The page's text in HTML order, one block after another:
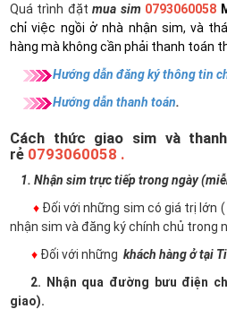
Quá trình đặtmua sim 0793060058
chỉ việc ngồi ở nhà nhận sim, và
hàng mà không cần phải thanh toán
Hướng dẫn đăng ký thông tin
Hướng dẫn thanh toán.
Cách thức giao sim và
rẻ 0793060058 .
1. Nhận sim trực tiếp trong ngày
♦ Đối với những sim có giá trị lớn
nhận sim và đăng ký chính chủ trong
♦ Đối với những khách hàng ở tại
2. Nhận qua đường bưu điện
giao).